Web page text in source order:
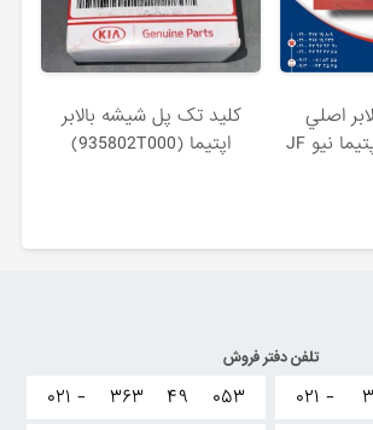
اصلي
كليد تک پل شيشه بالابر
اپتیما (935802T000)
تلفن دفتر فروش
۰۲۱ - ۰۲۱ - ۳۶۳ ۴۹
۰۵۳